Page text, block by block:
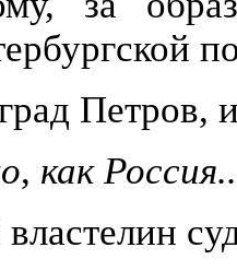
п
Петров,
, как